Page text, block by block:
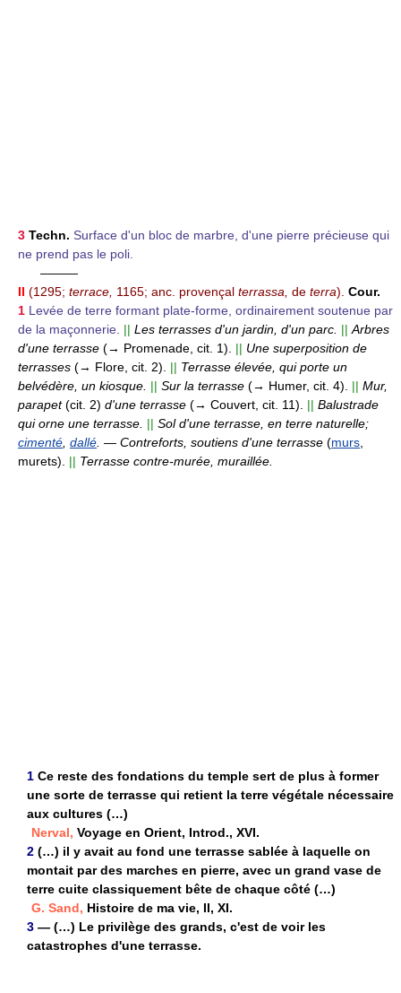
3 Techn. Surface d'un bloc de marbre, d'une pierre précieuse qui
ne prend pas le poli.
———
II (1295; terrace, 1165; anc. provençal terrassa, de terra). Cour.
1 Levée de terre formant plate-forme, ordinairement soutenue par
de la maçonnerie. || Les terrasses d'un jardin, d'un parc. || Arbres
d'une terrasse (→ Promenade, cit. 1). || Une superposition de
terrasses (→ Flore, cit. 2). || Terrasse élevée, qui porte un
belvédère, un kiosque. || Sur la terrasse (→ Humer, cit. 4). || Mur,
parapet(cit. 2) d'une terrasse (→ Couvert, cit. 11). || Balustrade
qui orne une terrasse. || Sol d'une terrasse, en terre naturelle;
cimenté, dallé. — Contreforts, soutiens d'une terrasse (murs,
murets). || Terrasse contre-murée, muraillée.
1 Ce reste des fondations du temple sert de plus à former
une sorte de terrasse qui retient la terre végétale nécessaire
aux cultures (…)
Nerval, Voyage en Orient, Introd., XVI.
2 (…) il y avait au fond une terrasse sablée à laquelle on
montait par des marches en pierre, avec un grand vase de
terre cuite classiquement bête de chaque côté (…)
G. Sand, Histoire de ma vie, II, XI.
3 — (…) Le privilège des grands, c'est de voir les
catastrophes d'une terrasse.